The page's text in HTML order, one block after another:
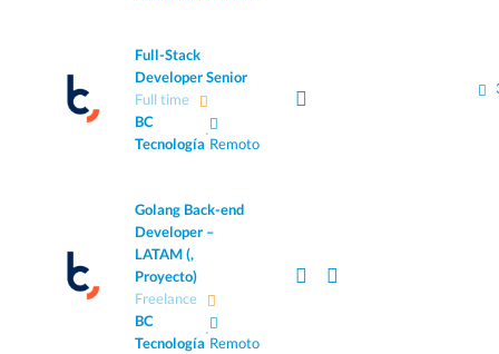
Full-Stack
Developer Senior
Full time
BC
Tecnología
·
Remoto
Golang Back-end
Developer –
LATAM (,
Proyecto)
Freelance
BC
Tecnología
·
Remoto